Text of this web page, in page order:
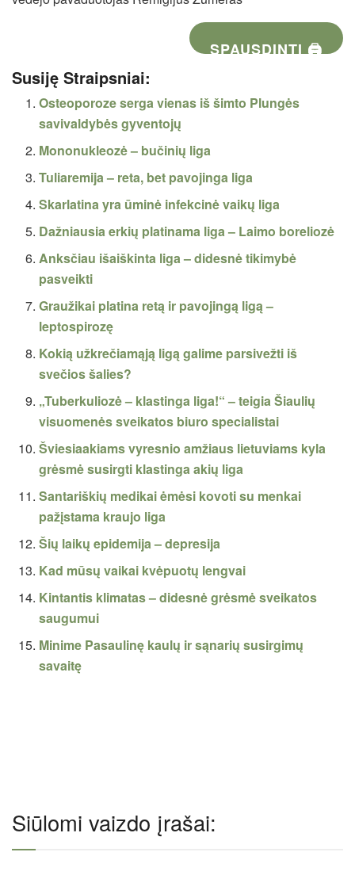
SPAUSDINTI 🖨
Susiję Straipsniai:
Osteoporoze serga vienas iš šimto Plungės
savivaldybės gyventojų
Mononukleozė – bučinių liga
Tuliaremija – reta, bet pavojinga liga
Skarlatina yra ūminė infekcinė vaikų liga
Dažniausia erkių platinama liga – Laimo boreliozė
Anksčiau išaiškinta liga – didesnė tikimybė
pasveikti
Graužikai platina retą ir pavojingą ligą –
leptospirozę
Kokią užkrečiamąją ligą galime parsivežti iš
svečios šalies?
„Tuberkuliozė – klastinga liga!“ – teigia Šiaulių
visuomenės sveikatos biuro specialistai
Šviesiaakiams vyresnio amžiaus lietuviams kyla
grėsmė susirgti klastinga akių liga
Santariškių medikai ėmėsi kovoti su menkai
pažįstama kraujo liga
Šių laikų epidemija – depresija
Kad mūsų vaikai kvėpuotų lengvai
Kintantis klimatas – didesnė grėsmė sveikatos
saugumui
Minime Pasaulinę kaulų ir sąnarių susirgimų
savaitę
Siūlomi vaizdo įrašai: